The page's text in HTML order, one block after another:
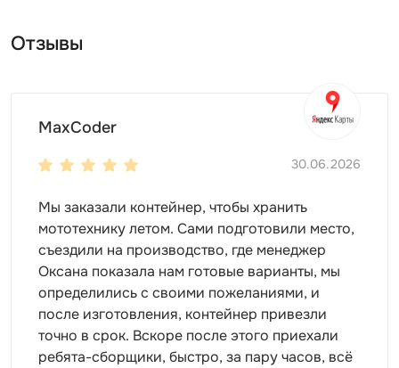
сборки!
Летний хозблок с двускатной крышей можно
использовать повсюду:
для дачи
для производства
У контейнера широкий спектр применения. Здесь
можно хранить абсолютно все:
любые материалы
крупный и мелкий инвентарь
различное оборудование
Отзывы
MaxCoder
30.06.2026
Мы заказали контейнер, чтобы хранить
мототехнику летом. Сами подготовили место,
съездили на производство, где менеджер
Оксана показала нам готовые варианты, мы
определились с своими пожеланиями, и
после изготовления, контейнер привезли
точно в срок. Вскоре после этого приехали
ребята-сборщики, быстро, за пару часов, всё